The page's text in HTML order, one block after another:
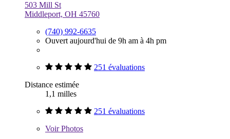
503 Mill St
Middleport, OH 45760
(740) 992-6635
Ouvert aujourd'hui de 9h am à 4h pm
251 évaluations
Distance estimée
1,1 milles
251 évaluations
VoirPhotos